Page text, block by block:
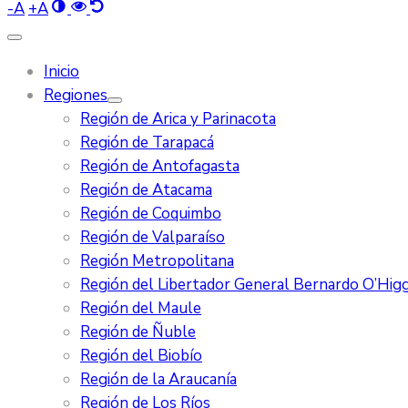
-A +A
Inicio
Regiones
Región de Arica y Parinacota
Región de Tarapacá
Región de Antofagasta
Región de Atacama
Región de Coquimbo
Región de Valparaíso
Región Metropolitana
Región del Libertador General Bernardo
Región del Maule
Región de Ñuble
Región del Biobío
Región de la Araucanía
Región de Los Ríos